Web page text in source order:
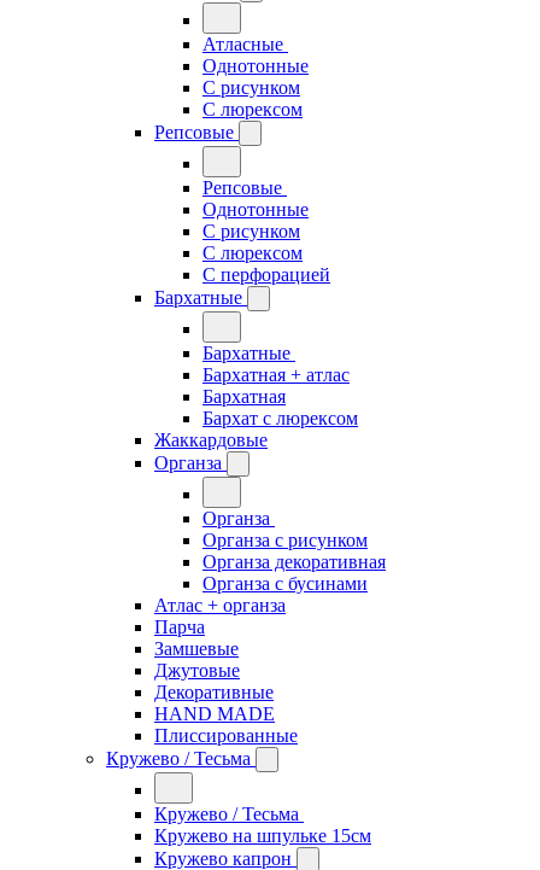
Атласные
Однотонные
С рисунком
С люрексом
Репсовые
Репсовые
Однотонные
С рисунком
С люрексом
С перфорацией
Бархатные
Бархатные
Бархатная + атлас
Бархатная
Бархат с люрексом
Жаккардовые
Органза
Органза
Органза с рисунком
Органза декоративная
Органза с бусинами
Атлас + органза
Парча
Замшевые
Джутовые
Декоративные
HAND MADE
Плиссированные
Кружево / Тесьма
Кружево / Тесьма
Кружево на шпульке 15см
Кружево капрон